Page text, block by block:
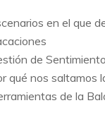
en el que
de
qué nos saltamos
de la